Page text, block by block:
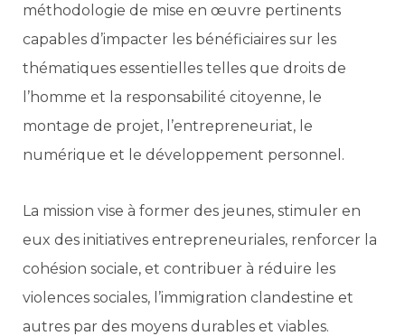
méthodologie de mise en œuvre pertinents
capables d’impacter les bénéficiaires sur les
thématiques essentielles telles que droits de
l’homme et la responsabilité citoyenne, le
montage de projet, l’entrepreneuriat, le
numérique et le développement personnel.
La mission vise à former des jeunes, stimuler en
eux des initiatives entrepreneuriales, renforcer la
cohésion sociale, et contribuer à réduire les
violences sociales, l’immigration clandestine et
autres par des moyens durables et viables.